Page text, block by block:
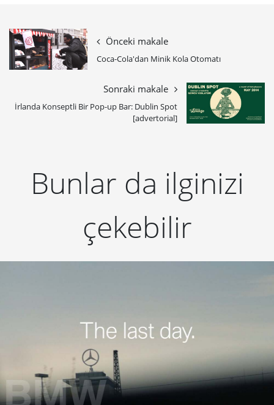
Önceki makale
Coca-Cola'dan Minik Kola Otomatı
Sonraki makale
İrlanda Konseptli Bir Pop-up Bar: Dublin Spot
[advertorial]
Bunlar da ilginizi
çekebilir